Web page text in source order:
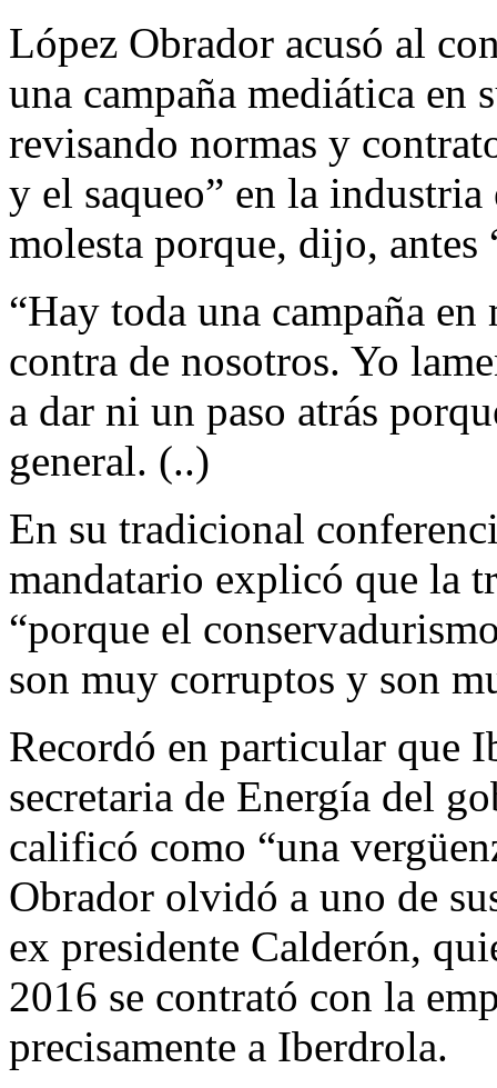
López Obrador acusó al
una campaña mediática en
revisando normas y
y el saqueo” en la
molesta porque, dijo, antes
“Hay toda una campaña
contra de nosotros. Yo
a dar ni un paso atrás
general. (..)
En su tradicional
mandatario explicó que la
“porque el
son muy corruptos y son
Recordó en particular que
secretaria de Energía del
calificó como “una
Obrador olvidó a uno de
ex presidente Calderón,
2016 se contrató con la
precisamente a Iberdrola.